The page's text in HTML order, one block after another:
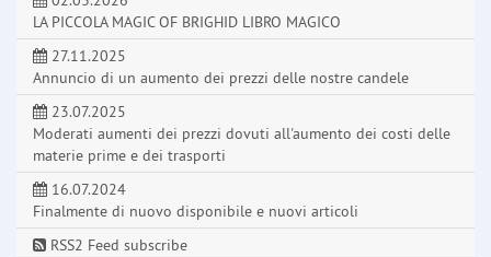
LA PICCOLA MAGIC OF BRIGHID LIBRO MAGICO
27.11.2025
Annuncio di un aumento dei prezzi delle nostre candele
23.07.2025
Moderati aumenti dei prezzi dovuti all'aumento dei costi delle
materie prime e dei trasporti
16.07.2024
Finalmente di nuovo disponibile e nuovi articoli
RSS2 Feed subscribe